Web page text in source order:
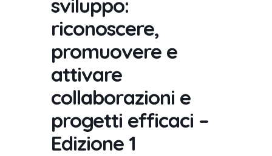
riconoscere,
promuovere e
attivare
collaborazioni e
progetti efficaci –
Edizione 1